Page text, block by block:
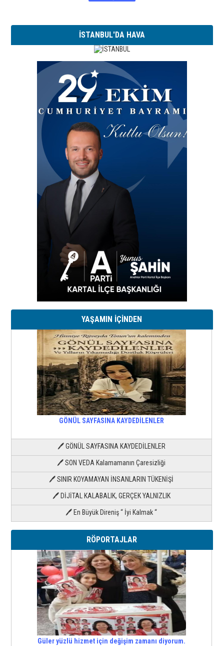
İSTANBUL'DA HAVA
YAŞAMIN İÇİNDEN
GÖNÜL SAYFASINA KAYDEDİLENLER
🖊 GÖNÜL SAYFASINA KAYDEDİLENLER
🖊 SON VEDA Kalamamanın Çaresizliği
🖊 SINIR KOYAMAYAN İNSANLARIN TÜKENİŞİ
🖊 DİJİTAL KALABALIK, GERÇEK YALNIZLIK
🖊 En Büyük Direniş “ İyi Kalmak “
RÖPORTAJLAR
Güler yüzlü hizmet için değişim zamanı diyorum.